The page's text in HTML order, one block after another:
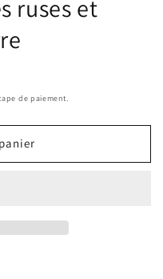
ruses et
de paiement.